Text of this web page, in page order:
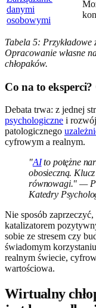
danymi
osobowymi
Tabela 5: Przykładowe
Opracowanie własne
chłopaków.
Co na to
Debata trwa: z jednej
psychologiczne i
patologicznego
cyfrowym a realnym.
"AIto potężne
obosieczną.
równowagi." —
Katedry
Nie sposób
katalizatorem
sobie ze stresem czy
świadomym
realnym świecie,
wartościowa.
Wirtualny